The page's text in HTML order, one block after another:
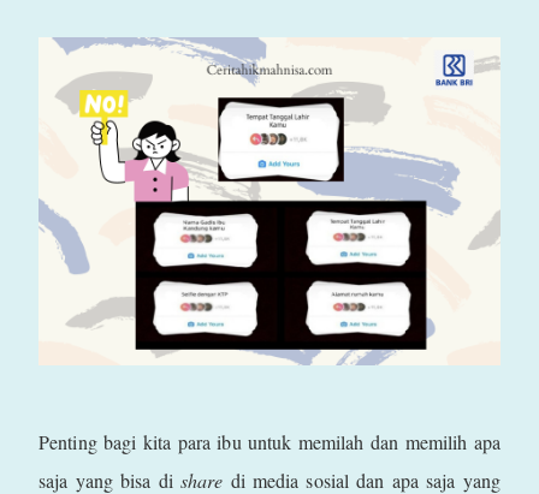
Penting bagi kita para ibu untuk memilah dan memilih apa
saja yang bisa di share di media sosial dan apa saja yang